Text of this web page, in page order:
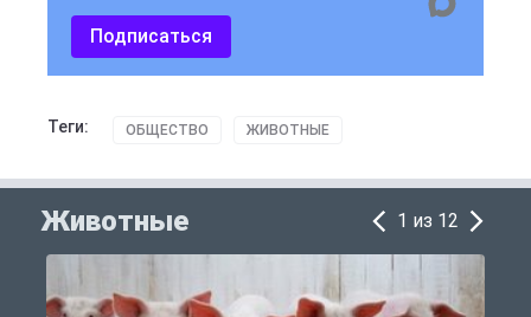
Подписаться
Теги: ОБЩЕСТВО ЖИВОТНЫЕ
Животные 1 из 12